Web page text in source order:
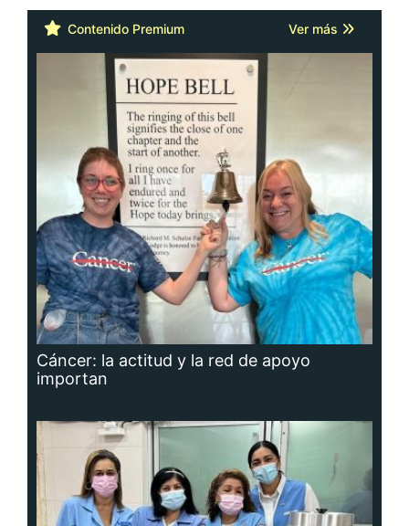
Contenido Premium Ver más
Cáncer: la actitud y la red de apoyo
importan